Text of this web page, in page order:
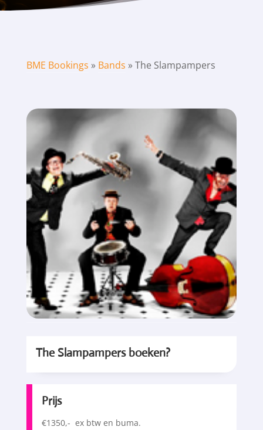
BME Bookings » Bands »The Slampampers
The Slampampers boeken?
Prijs
€1350,- ex btw en buma.